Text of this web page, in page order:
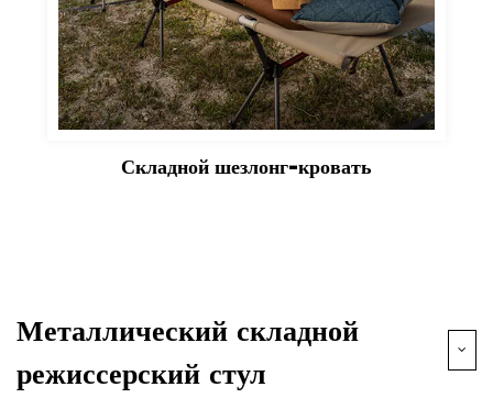
Складной шезлонг-кровать
Металлический складной
режиссерский стул